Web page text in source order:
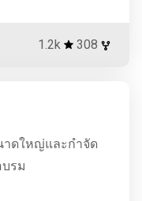
1.2k 308
าดใหญ่และกำจัด
รม